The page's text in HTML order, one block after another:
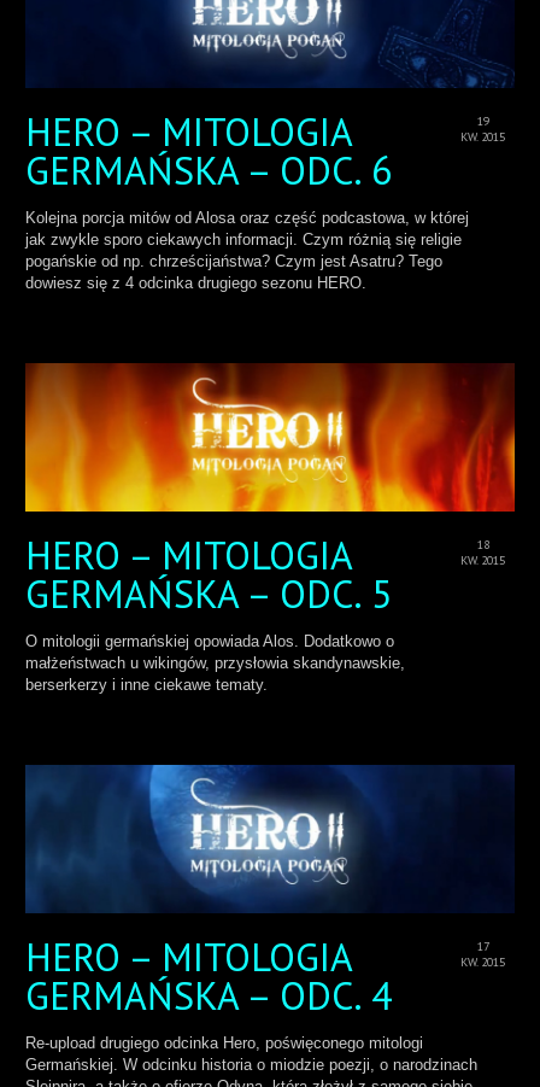
19
KW. 2015
HERO – MITOLOGIA
GERMAŃSKA – ODC. 6
Kolejna porcja mitów od Alosa oraz część podcastowa, w której
jak zwykle sporo ciekawych informacji. Czym różnią się religie
pogańskie od np. chrześcijaństwa? Czym jest Asatru? Tego
dowiesz się z 4 odcinka drugiego sezonu HERO.
18
KW. 2015
HERO – MITOLOGIA
GERMAŃSKA – ODC. 5
O mitologii germańskiej opowiada Alos. Dodatkowo o
małżeństwach u wikingów, przysłowia skandynawskie,
berserkerzy i inne ciekawe tematy.
17
KW. 2015
HERO – MITOLOGIA
GERMAŃSKA – ODC. 4
Re-upload drugiego odcinka Hero, poświęconego mitologi
Germańskiej. W odcinku historia o miodzie poezji, o narodzinach